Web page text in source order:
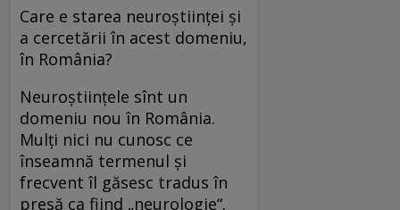
Care e starea neuroştiinţei şi
a cercetării în acest domeniu,
în România?
Neuroştiinţele sînt un
domeniu nou în România.
Mulţi nici nu cunosc ce
înseamnă termenul şi
frecvent îl găsesc tradus în
presă ca fiind „neurologie“.